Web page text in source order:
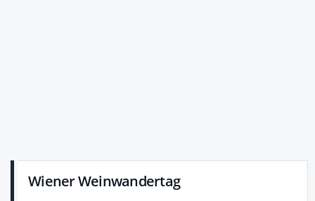
Wiener Weinwandertag